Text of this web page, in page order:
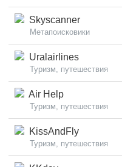
Skyscanner
Метапоисковики
Uralairlines
Туризм, путешествия
Air Help
Туризм, путешествия
KissAndFly
Туризм, путешествия